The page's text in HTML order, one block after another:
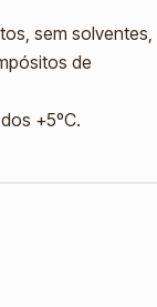
sem solventes,
de
+5ºC.